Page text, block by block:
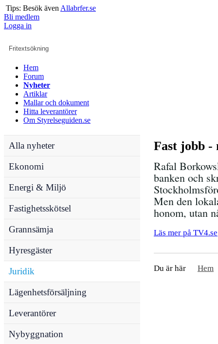
Tips: Besök även Allabrfer.se
Bli medlem
Logga in
Hem
Forum
Nyheter
Artiklar
Mallar och dokument
Hitta leverantörer
Om Styrelseguiden.se
Alla nyheter
Ekonomi
Energi & Miljö
Fastighetsskötsel
Grannsämja
Hyresgäster
Juridik
Lägenhetsförsäljning
Leverantörer
Nybyggnation
Fast jobb -
Rafal
banken och
Men den
honom, utan
Läs mer på TV4.se
Du är här Hem